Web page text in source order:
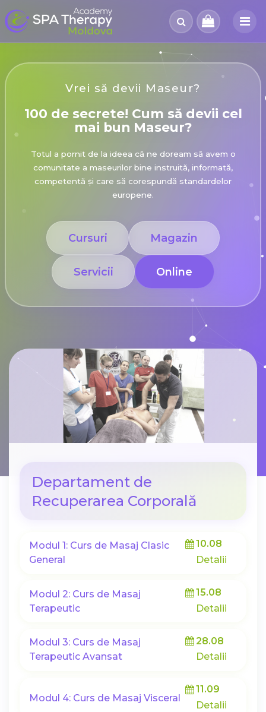
Vrei să devii Maseur?
100 de secrete! Cum să devii cel
mai bun Maseur?
Totul a pornit de la ideea că ne doream să avem o
comunitate a maseurilor bine instruită, informată,
competentă și care să corespundă standardelor
europene.
Cursuri Magazin
Servicii Online
Departament de
Recuperarea Corporală
Modul 1: Curs de Masaj Clasic
General
10.08
Detalii
Modul 2: Curs de Masaj
Terapeutic
15.08
Detalii
Modul 3: Curs de Masaj
Terapeutic Avansat
28.08
Detalii
Modul 4: Curs de Masaj Visceral
11.09
Detalii